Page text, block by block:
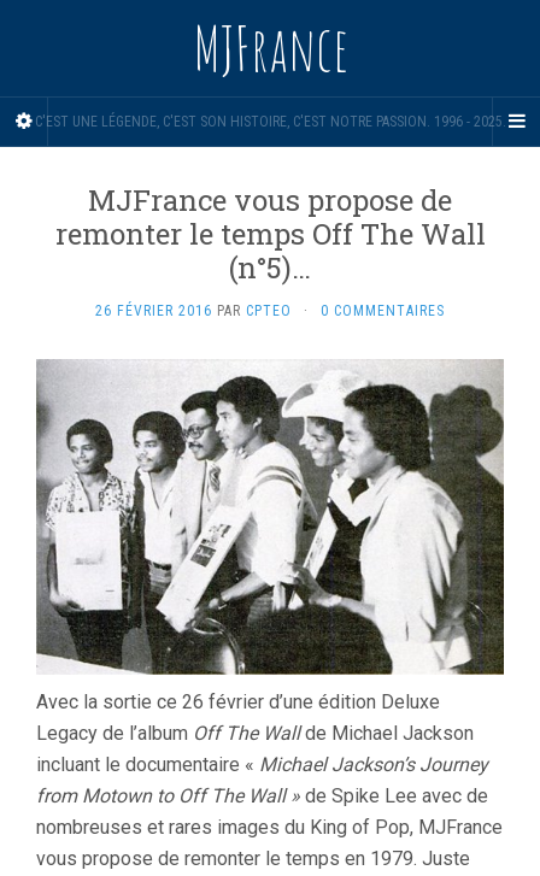
MJFrance
C'EST UNE LÉGENDE, C'EST SON HISTOIRE, C'EST NOTRE PASSION. 1996 - 2025.
MJFrance vous propose de
remonter le temps Off The Wall
(n°5)…
26 FÉVRIER 2016 PAR CPTEO · 0 COMMENTAIRES
Avec la sortie ce 26 février d’une édition Deluxe
Legacy de l’album Off The Wallde Michael Jackson
incluant le documentaire « Michael Jackson’s Journey
from Motown to Off The Wall » de Spike Lee avec de
nombreuses et rares images du King of Pop, MJFrance
vous propose de remonter le temps en 1979. Juste